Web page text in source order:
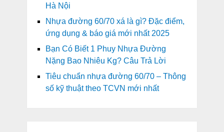
Hà Nội
Nhựa đường 60/70 xá là gì? Đặc điểm,
ứng dụng & báo giá mới nhất 2025
Bạn Có Biết 1 Phuy Nhựa Đường
Nặng Bao Nhiêu Kg? Câu Trả Lời
Tiêu chuẩn nhựa đường 60/70 – Thông
số kỹ thuật theo TCVN mới nhất